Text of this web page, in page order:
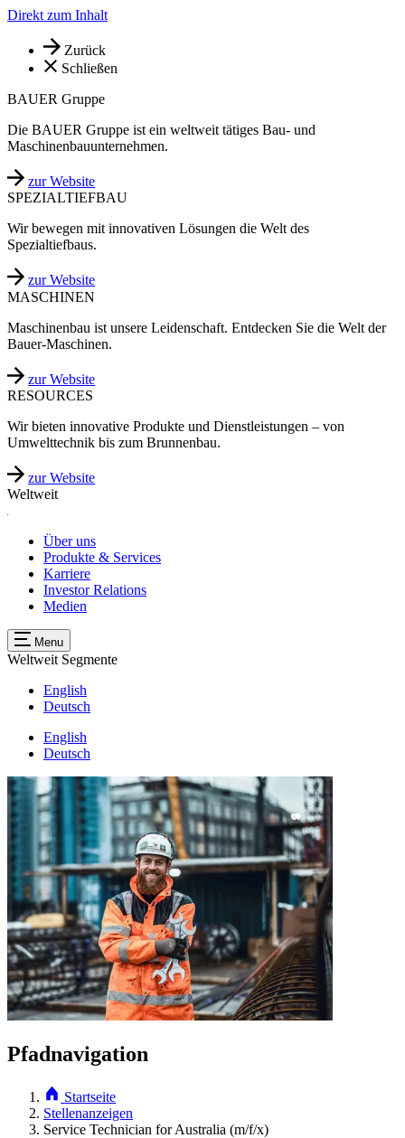
Direkt zum Inhalt
Zurück
Schließen
BAUER Gruppe
Die BAUER Gruppe ist ein weltweit tätiges Bau- und
Maschinenbauunternehmen.
zur Website
SPEZIALTIEFBAU
Wir bewegen mit innovativen Lösungen die Welt des
Spezialtiefbaus.
zur Website
MASCHINEN
Maschinenbau ist unsere Leidenschaft. Entdecken Sie die Welt der
Bauer-Maschinen.
zur Website
RESOURCES
Wir bieten innovative Produkte und Dienstleistungen – von
Umwelttechnik bis zum Brunnenbau.
zur Website
Weltweit
Über uns
Produkte & Services
Karriere
Investor Relations
Medien
Menu
Weltweit Segmente
English
Deutsch
English
Deutsch
Pfadnavigation
Startseite
Stellenanzeigen
Service Technician for Australia (m/f/x)